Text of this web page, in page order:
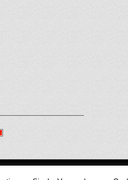
Alle Rechte vorbehalten.